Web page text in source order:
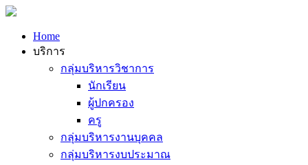
Home
บริการ
กลุ่มบริหารวิชาการ
นักเรียน
ผู้ปกครอง
ครู
กลุ่มบริหารงานบุคคล
กลุ่มบริหารงบประมาณ